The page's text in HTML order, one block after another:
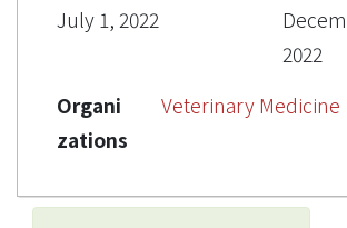
July 1, 2022
2022
Organi
zations
Veterinary Medicine